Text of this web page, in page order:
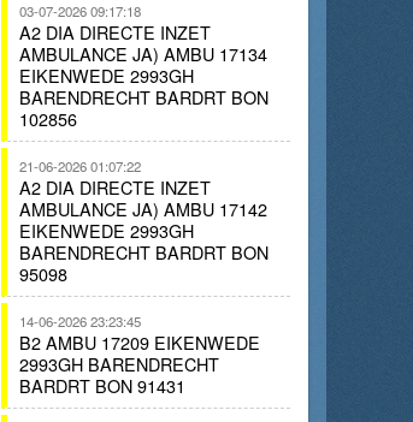
03-07-2026 09:17:18
A2 DIA DIRECTE INZET
AMBULANCE JA) AMBU 17134
EIKENWEDE 2993GH
BARENDRECHT BARDRT BON
102856
21-06-2026 01:07:22
A2 DIA DIRECTE INZET
AMBULANCE JA) AMBU 17142
EIKENWEDE 2993GH
BARENDRECHT BARDRT BON
95098
14-06-2026 23:23:45
B2 AMBU 17209 EIKENWEDE
2993GH BARENDRECHT
BARDRT BON 91431